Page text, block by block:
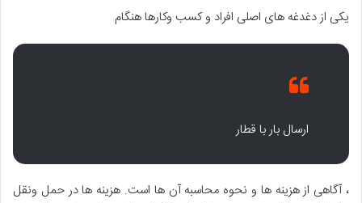
یکی از دغدغه های اصلی افراد و کسب وکارها هنگام
ارسال بار با قطار
، آگاهی از هزینه ها و نحوه محاسبه آن ها است. هزینه ها در حمل ونقل